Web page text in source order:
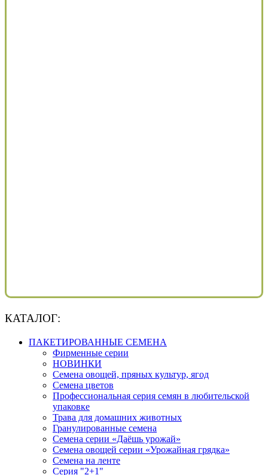
КАТАЛОГ:
ПАКЕТИРОВАННЫЕ СЕМЕНА
Фирменные серии
НОВИНКИ
Семена овощей, пряных культур, ягод
Семена цветов
Профессиональная серия семян в любительской
упаковке
Трава для домашних животных
Гранулированные семена
Семена серии «Даёшь урожай»
Семена овощей серии «Урожайная грядка»
Семена на ленте
Серия "2+1"